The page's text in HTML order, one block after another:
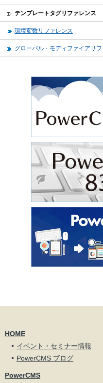
テンプレートタグリファレンス
環境変数リファレンス
グローバル・モディファイアリ
HOME
イベント・セミナー情報
PowerCMS ブログ
PowerCMS